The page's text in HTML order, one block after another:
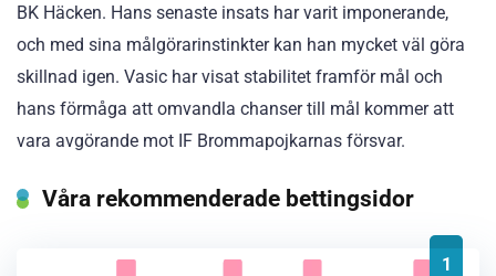
BK Häcken. Hans senaste insats har varit imponerande,
och med sina målgörarinstinkter kan han mycket väl göra
skillnad igen. Vasic har visat stabilitet framför mål och
hans förmåga att omvandla chanser till mål kommer att
vara avgörande mot IF Brommapojkarnas försvar.
Våra rekommenderade bettingsidor
1